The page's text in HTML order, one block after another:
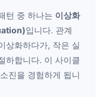
턴 중 하나는 이상화
입니다. 관계
상화하다가, 작은 실
하합니다. 이 사이클
진을 경험하게 됩니